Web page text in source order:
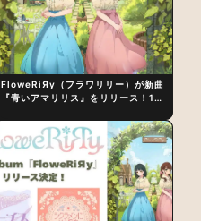
FloweRiЯy（フラワリリー）が新曲
『青いアマリリス』をリリース！1st